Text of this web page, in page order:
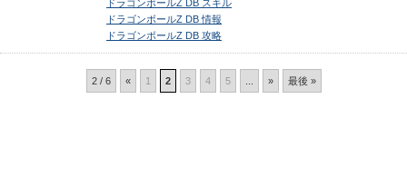
ドラゴンボールZ DB スキル
ドラゴンボールZ DB 情報
ドラゴンボールZ DB 攻略
2 / 6 « 1 2 3 4 5 » 最後 »